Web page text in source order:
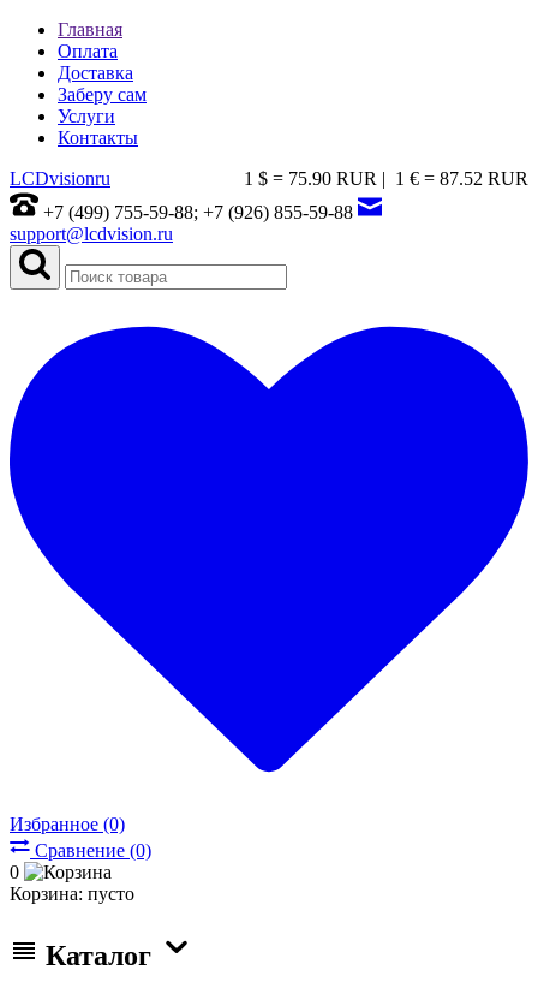
Главная
Оплата
Доставка
Заберу сам
Услуги
Контакты
1 € = 87.52 RUR
1 $ = 75.90 RUR |
LCDvisionru
+7 (499) 755-59-88; +7 (926) 855-59-88
support@lcdvision.ru
Избранное (0)
Сравнение (0)
0
Корзина: пусто
Каталог